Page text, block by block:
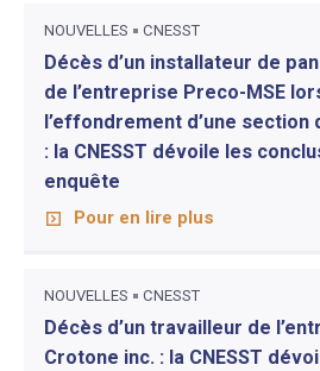
NOUVELLES CNESST
Décès d’un installateur de
de l’entreprise Preco-MSE
l’effondrement d’une
: la CNESST dévoile les
enquête
Pour en lire plus
NOUVELLES CNESST
Décès d’un travailleur de
Crotone inc. : la CNESST